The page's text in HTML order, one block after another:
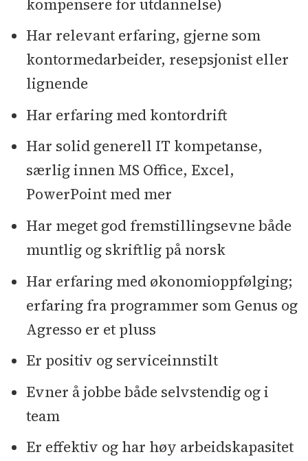
kompensere for utdannelse)
Har relevant erfaring, gjerne som
kontormedarbeider, resepsjonist eller
lignende
Har erfaring med kontordrift
Har solid generell IT kompetanse,
særlig innen MS Office, Excel,
PowerPoint med mer
Har meget god fremstillingsevne både
muntlig og skriftlig på norsk
Har erfaring med økonomioppfølging;
erfaring fra programmer som Genus og
Agresso er et pluss
Er positiv og serviceinnstilt
Evner å jobbe både selvstendig og i
team
Er effektiv og har høy arbeidskapasitet